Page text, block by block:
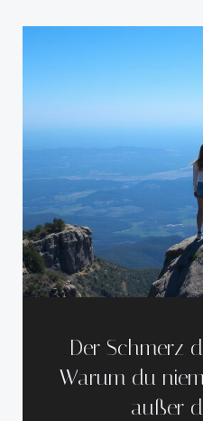
Der Schmerz
Warum du
außer